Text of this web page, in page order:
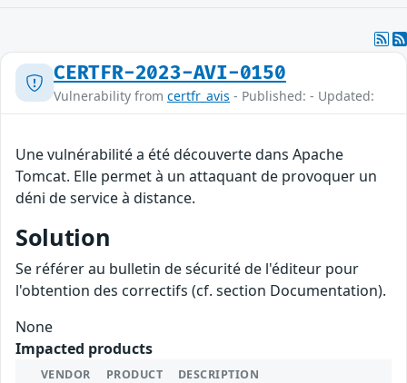
CERTFR-2023-AVI-0150
Vulnerability from certfr_avis - Published: - Updated:
Une vulnérabilité a été découverte dans Apache
Tomcat. Elle permet à un attaquant de provoquer un
déni de service à distance.
Solution
Se référer au bulletin de sécurité de l'éditeur pour
l'obtention des correctifs (cf. section Documentation).
None
Impacted products
VENDOR PRODUCT DESCRIPTION